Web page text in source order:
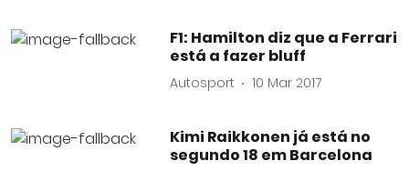
F1: Hamilton diz que a Ferrari
está a fazer bluff
Autosport 10 Mar 2017
Kimi Raikkonen já está no
segundo 18 em Barcelona